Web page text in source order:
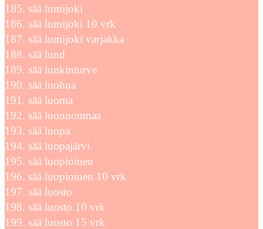
sää lumijoki
sää lumijoki 10 vrk
sää lumijoki varjakka
sää lund
sää lunkinturve
sää luohua
sää luoma
sää luonnonmaa
sää luopa
sää luopajärvi
sää luopioinen
sää luopioinen 10 vrk
sää luosto
sää luosto 10 vrk
sää luosto 15 vrk